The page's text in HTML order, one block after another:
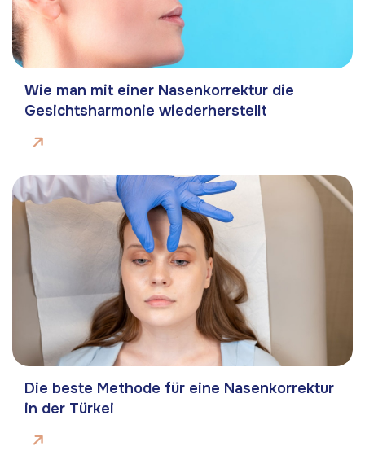
Wie man mit einer Nasenkorrektur die
Gesichtsharmonie wiederherstellt
Die beste Methode für eine Nasenkorrektur
in der Türkei